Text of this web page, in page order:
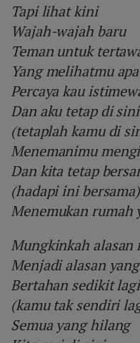
Tapi lihat kini
Wajah-wajah baru
Teman untuk
Yang melihatmu
Percaya kau
Dan aku tetap di sini
(tetaplah kamu di
Menemanimu
Dan kita tetap
(hadapi ini bersama)
Menemukan rumah
Mungkinkah alasan
Menjadi alasan
Bertahan sedikit
(kamu tak sendiri
Semua yang hilang